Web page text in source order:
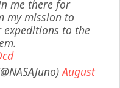
me there for
my mission to
to the
August